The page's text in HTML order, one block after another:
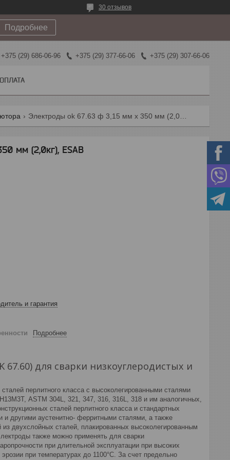
30 отзывов
Подробнее
+375 (29) 686-06-96 +375 (29) 377-66-06 +375 (29) 307-66-06
мм (2,0кг), ESAB
и гарантия
Подробнее
67.60) для сварки низкоуглеродистых и
перлитного класса с высоколегированными сталями
ASTM 304L, 321, 347, 316, 316L, 318 и им аналогичных,
сталей перлитного класса и стандартных
другими аустенитно- ферритными сталями, а также
двухслойных сталей, плакированных высоколегированным
также можно применять для сварки
при длительной эксплуатации при высоких
при температурах до 1100°С. За счет предельно